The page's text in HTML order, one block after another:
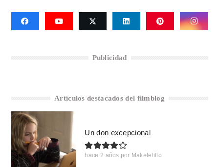
Publicidad
Artículos destacados del filmblog
Un don excepcional
hace 2 años por Makelelillo